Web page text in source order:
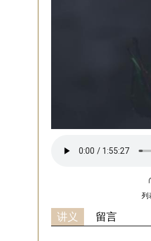
列
讲义 留言